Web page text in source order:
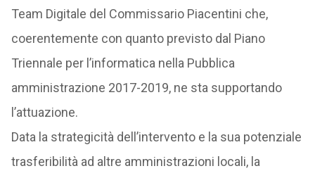
Team Digitale del Commissario Piacentini che,
coerentemente con quanto previsto dal Piano
Triennale per l’informatica nella Pubblica
amministrazione 2017-2019, ne sta supportando
l’attuazione.
Data la strategicità dell’intervento e la sua potenziale
trasferibilità ad altre amministrazioni locali, la